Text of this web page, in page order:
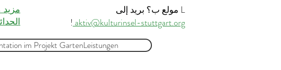
L مولع ب؟ بريد إلى
aktiv@kulturinsel-stuttgart.org
!
im Projekt GartenLeistungen